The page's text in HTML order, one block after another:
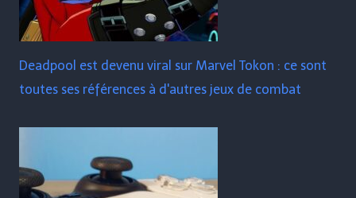
Deadpool est devenu viral sur Marvel Tokon : ce sont
toutes ses références à d'autres jeux de combat